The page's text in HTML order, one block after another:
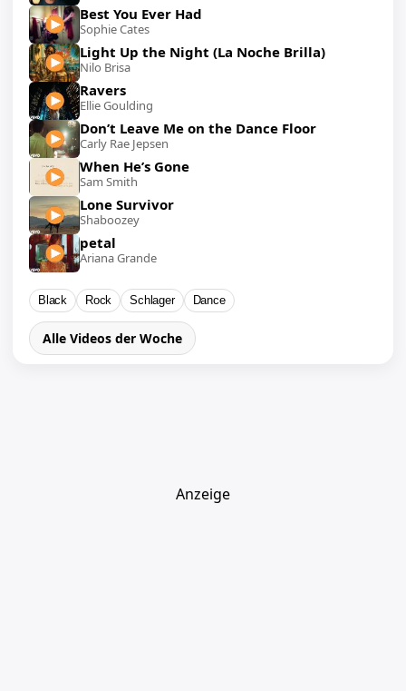
Best You Ever Had
Sophie Cates
Light Up the Night (La Noche Brilla)
Nilo Brisa
Ravers
Ellie Goulding
Don’t Leave Me on the Dance Floor
Carly Rae Jepsen
When He’s Gone
Sam Smith
Lone Survivor
Shaboozey
petal
Ariana Grande
Black Rock Schlager Dance
Alle Videos der Woche
Anzeige